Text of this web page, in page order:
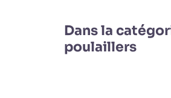
Dans la
poulaillers